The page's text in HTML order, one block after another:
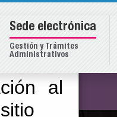
al
Sede electrónica
Gestión y Trámites
Administrativos